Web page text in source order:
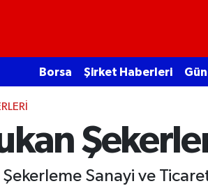
Borsa Şirket Haberleri
Sanayi ve